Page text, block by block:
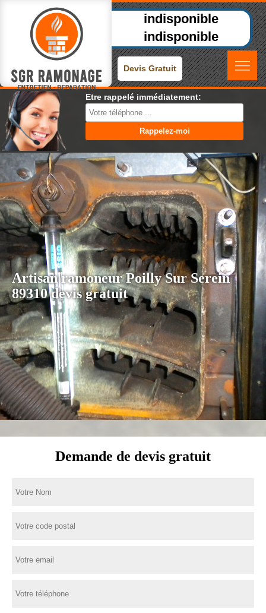
indisponible
indisponible
Devis Gratuit
Etre rappelé immédiatement:
Artisan ramoneur Poilly Sur Serein
89310 devis gratuit
Demande de devis gratuit